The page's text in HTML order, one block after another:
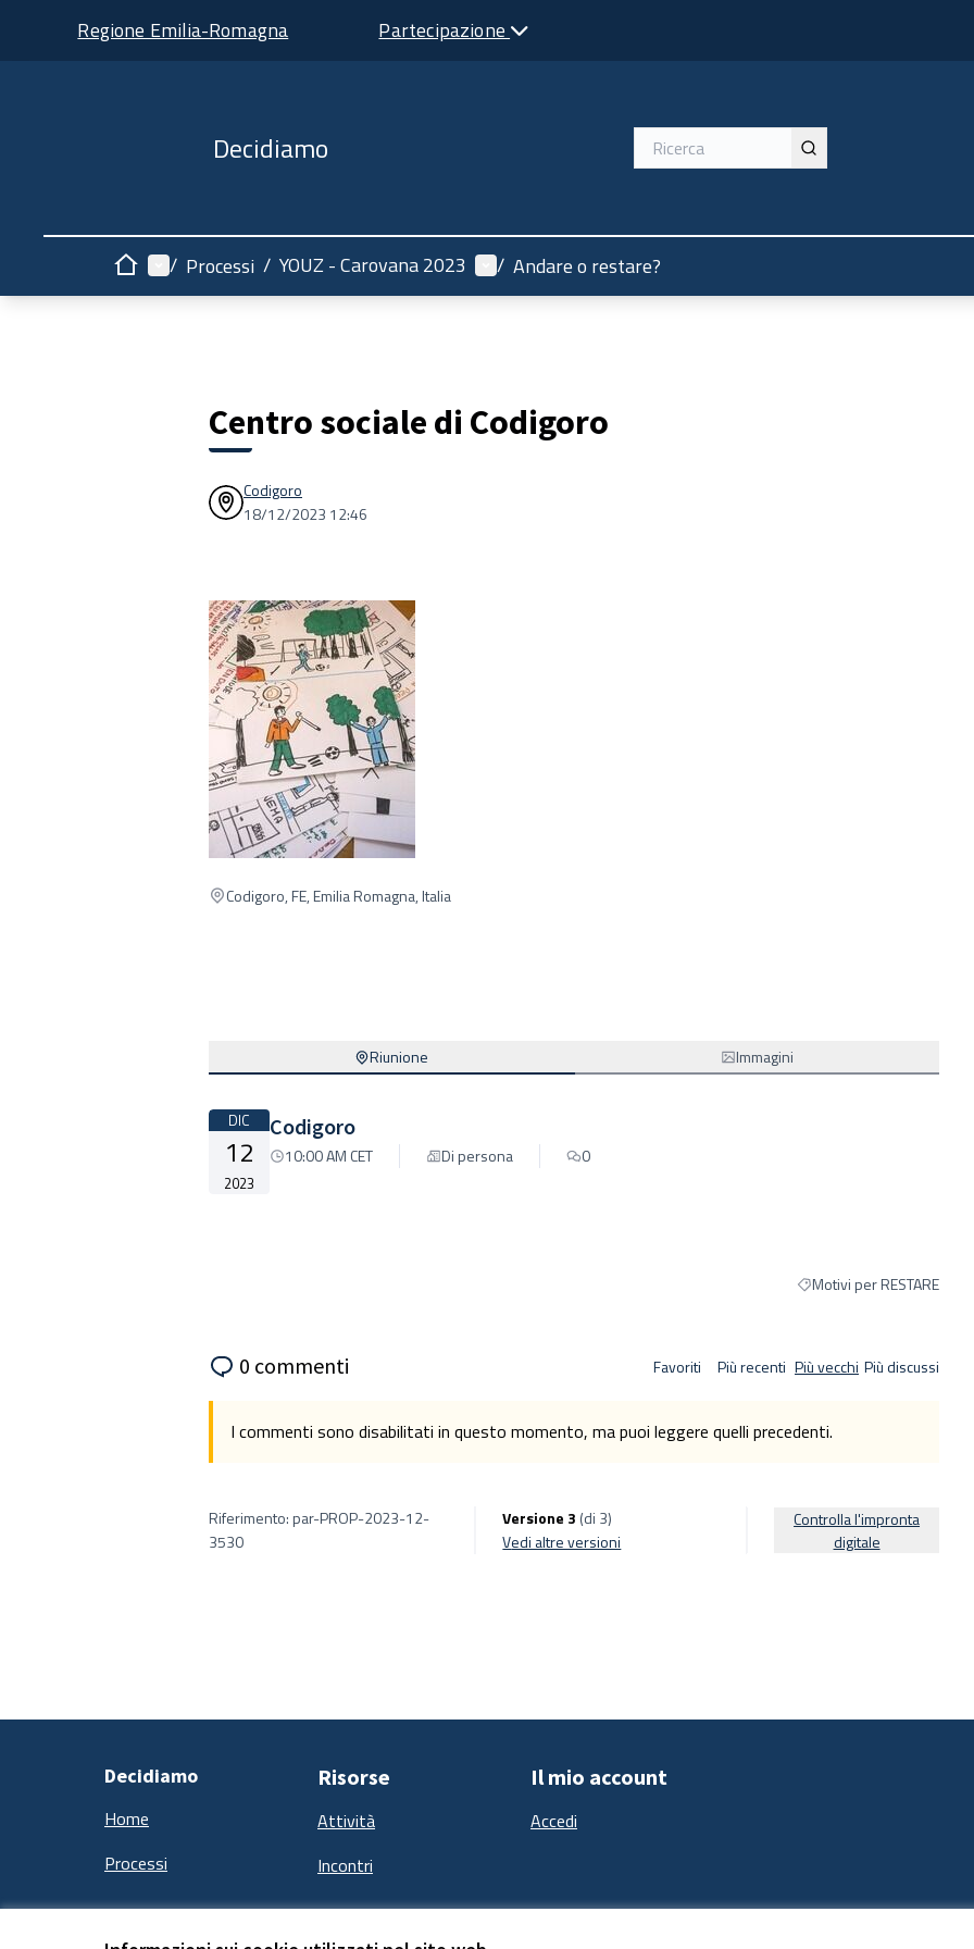
Regione Emilia-Romagna Partecipazione
Decidiamo
HomeMenù principale
/ Processi / YOUZ - Carovana 2023 Menù utente
/ Andare o restare?
Centro sociale di Codigoro
Codigoro
18/12/2023 12:46
Codigoro, FE, Emilia Romagna, Italia
Riunione Immagini
DIC
12
2023
Codigoro
10:00 AM CET Di persona 0
Filtra i risultati per categoria:
Motivi per RESTARE
0 commenti Favoriti Più recenti Più vecchi Più discussi
I commenti sono disabilitati in questo momento, ma puoi leggere quelli precedenti.
Riferimento: par-PROP-2023-12-
3530
Versione 3 (di 3)
vedi altre versioni
Controlla l'impronta
digitale
Decidiamo
Home
Processi
Risorse
Attività
Incontri
Il mio account
Accedi